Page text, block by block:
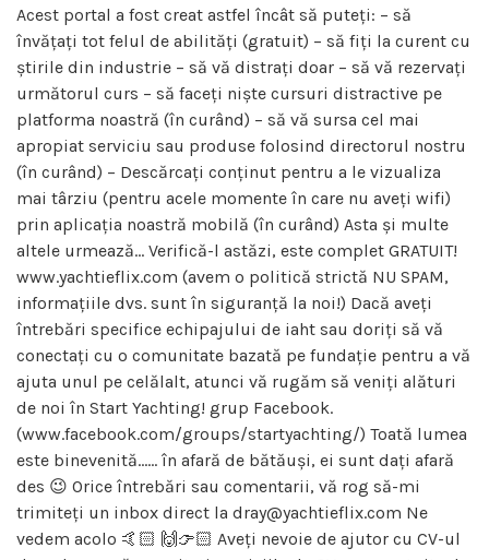
Acest portal a fost creat astfel încât să puteți: – să
învățați tot felul de abilități (gratuit) – să fiți la curent cu
știrile din industrie – să vă distrați doar – să vă rezervați
următorul curs – să faceți niște cursuri distractive pe
platforma noastră (în curând) – să vă sursa cel mai
apropiat serviciu sau produse folosind directorul nostru
(în curând) – Descărcați conținut pentru a le vizualiza
mai târziu (pentru acele momente în care nu aveți wifi)
prin aplicația noastră mobilă (în curând) Asta și multe
altele urmează… Verifică-l astăzi, este complet GRATUIT!
www.yachtieflix.com (avem o politică strictă NU SPAM,
informațiile dvs. sunt în siguranță la noi!) Dacă aveți
întrebări specifice echipajului de iaht sau doriți să vă
conectați cu o comunitate bazată pe fundație pentru a vă
ajuta unul pe celălalt, atunci vă rugăm să veniți alături
de noi în Start Yachting! grup Facebook.
(www.facebook.com/groups/startyachting/) Toată lumea
este binevenită…… în afară de bătăuși, ei sunt dați afară
des 😉 Orice întrebări sau comentarii, vă rog să-mi
trimiteți un inbox direct la dray@yachtieflix.com Ne
vedem acolo 🤙🏻 🙌👉🏻 Aveți nevoie de ajutor cu CV-ul